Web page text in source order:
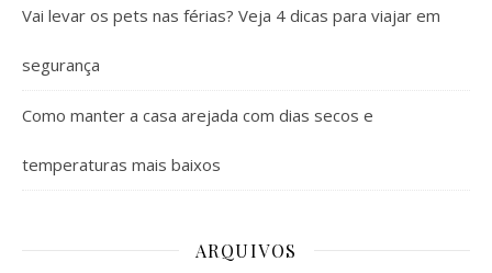
Vai levar os pets nas férias? Veja 4 dicas para viajar em
segurança
Como manter a casa arejada com dias secos e
temperaturas mais baixos
ARQUIVOS